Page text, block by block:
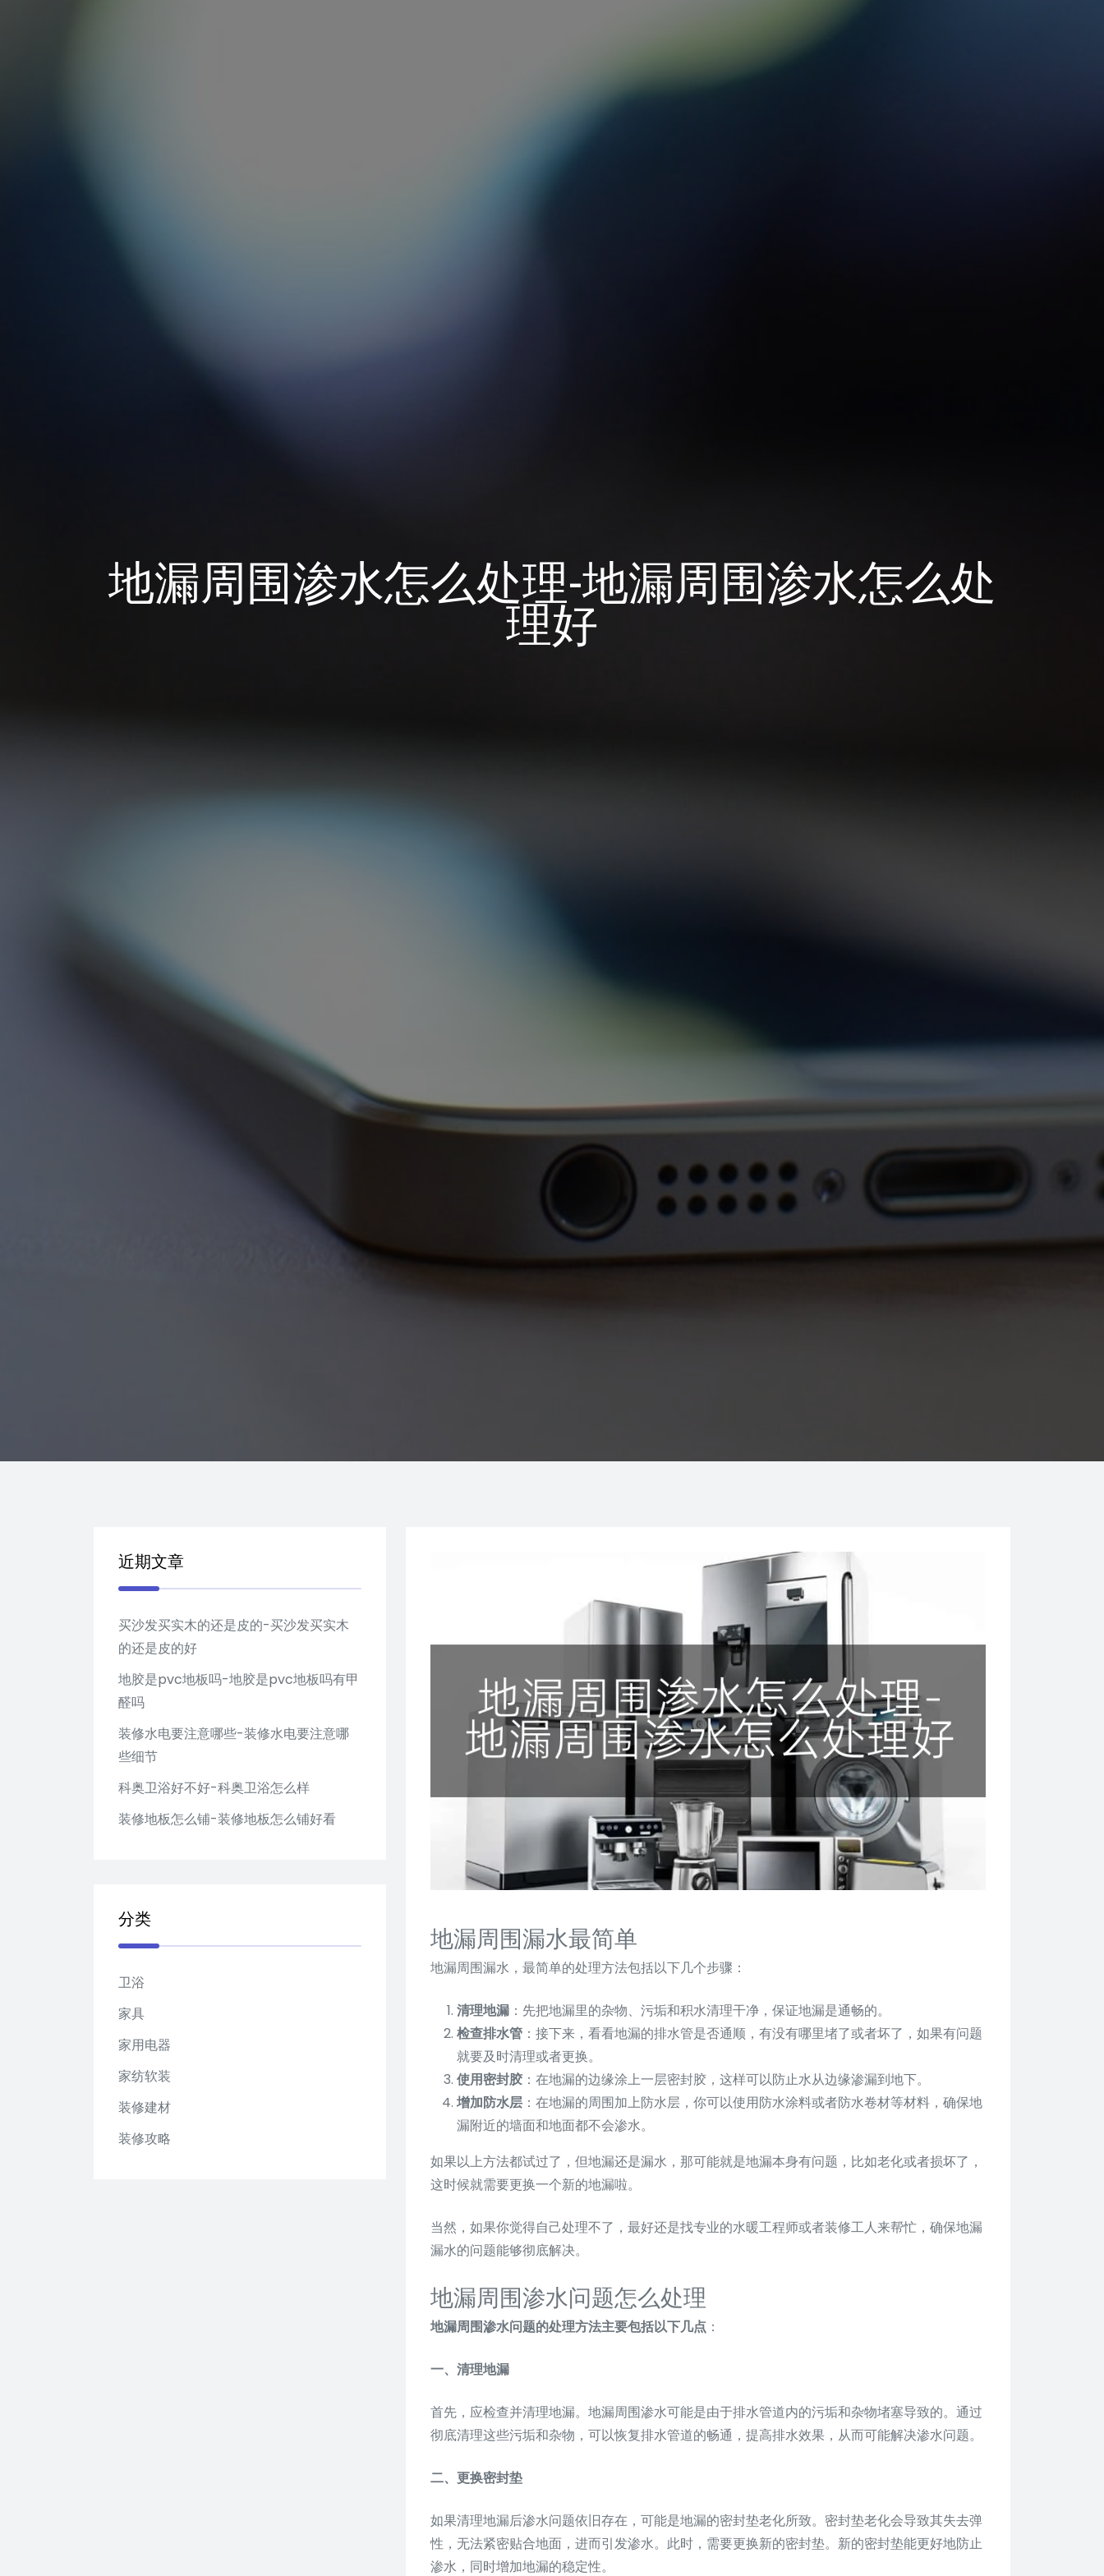
地漏周围渗水怎么处理-地漏周围渗水怎么处
理好
地漏周围漏水最简单
地漏周围漏水，最简单的处理方法包括以下几个步骤：
清理地漏 ：先把地漏里的杂物、污垢和积水清理干净，保证地漏是通畅的。
检查排水管 ：接下来，看看地漏的排水管是否通顺，有没有哪里堵了或者坏了，如果有问题
就要及时清理或者更换。
使用密封胶 ：在地漏的边缘涂上一层密封胶，这样可以防止水从边缘渗漏到地下。
增加防水层 ：在地漏的周围加上防水层，你可以使用防水涂料或者防水卷材等材料，确保地
漏附近的墙面和地面都不会渗水。
如果以上方法都试过了，但地漏还是漏水，那可能就是地漏本身有问题，比如老化或者损坏了，
这时候就需要更换一个新的地漏啦。
当然，如果你觉得自己处理不了，最好还是找专业的水暖工程师或者装修工人来帮忙，确保地漏
漏水的问题能够彻底解决。
地漏周围渗水问题怎么处理
地漏周围渗水问题的处理方法主要包括以下几点 ：
一、清理地漏
首先，应检查并清理地漏。地漏周围渗水可能是由于排水管道内的污垢和杂物堵塞导致的。通过
彻底清理这些污垢和杂物，可以恢复排水管道的畅通，提高排水效果，从而可能解决渗水问题。
二、更换密封垫
如果清理地漏后渗水问题依旧存在，可能是地漏的密封垫老化所致。密封垫老化会导致其失去弹
性，无法紧密贴合地面，进而引发渗水。此时，需要更换新的密封垫。新的密封垫能更好地防止
渗水，同时增加地漏的稳定性。
近期文章
买沙发买实木的还是皮的-买沙发买实木
的还是皮的好
地胶是pvc地板吗-地胶是pvc地板吗有甲
醛吗
装修水电要注意哪些-装修水电要注意哪
些细节
科奥卫浴好不好-科奥卫浴怎么样
装修地板怎么铺-装修地板怎么铺好看
分类
卫浴
家具
家用电器
家纺软装
装修建材
装修攻略